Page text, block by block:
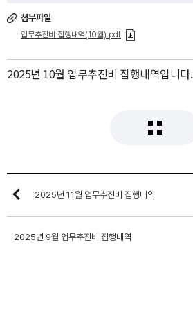
첨부파일
업무추진비 집행내역(10월).pdf
2025년 10월 업무추진비 집행내역입니다.
2025년 11월 업무추진비 집행내역
2025년 9월 업무추진비 집행내역